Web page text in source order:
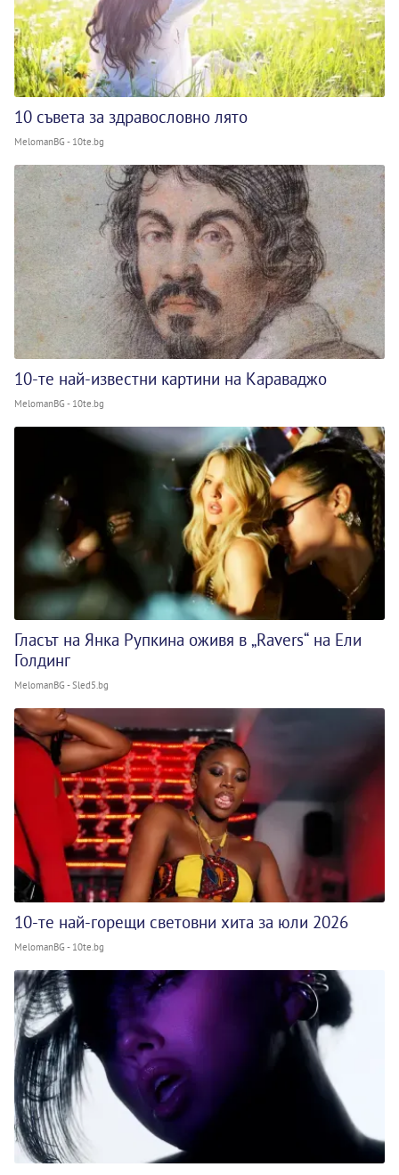
10 съвета за здравословно лято
MelomanBG - 10te.bg
10-те най-известни картини на Караваджо
MelomanBG - 10te.bg
Гласът на Янка Рупкина оживя в „Ravers“ на Ели
Голдинг
MelomanBG - Sled5.bg
10-те най-горещи световни хита за юли 2026
MelomanBG - 10te.bg